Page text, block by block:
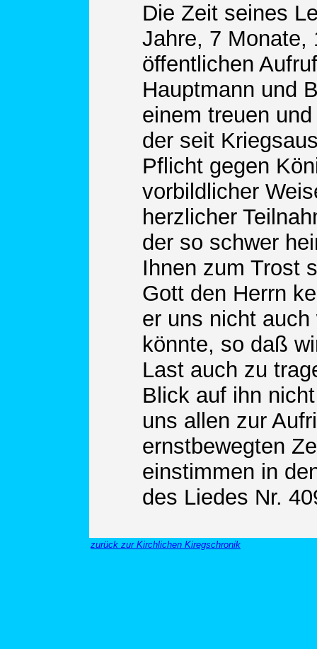
Die Zeit seines
Jahre, 7 Monate,
öffentlichen
Hauptmann und
einem treuen
der seit
Pflicht gegen
vorbildlicher
herzlicher
der so schwer
Ihnen zum Trost
Gott den Herrn
er uns nicht
könnte, so daß
Last auch zu
Blick auf ihn
uns allen zur
ernstbewegten
einstimmen in
des Liedes Nr.
zurück zur Kirchlichen Kiregschronik